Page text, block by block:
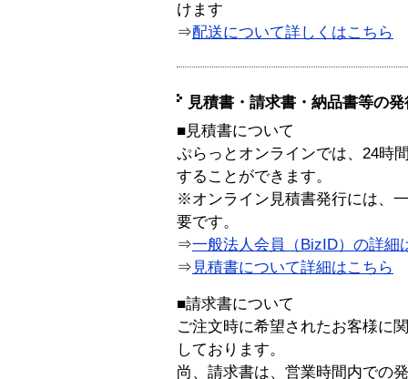
けます
⇒配送について詳しくはこちら
見積書・請求書・納品書等の
■見積書について
ぷらっとオンラインでは、24時
することができます。
※オンライン見積書発行には、
要です。
⇒一般法人会員（BizID）の詳細
⇒ 見積書について詳細はこちら
■請求書について
ご注文時に希望されたお客様に
しております。
尚、請求書は、営業時間内での